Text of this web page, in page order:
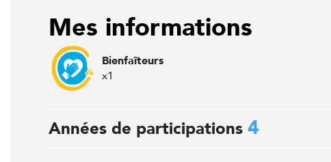
Mes informations
Bienfaîteurs
x1
Années de participations 4